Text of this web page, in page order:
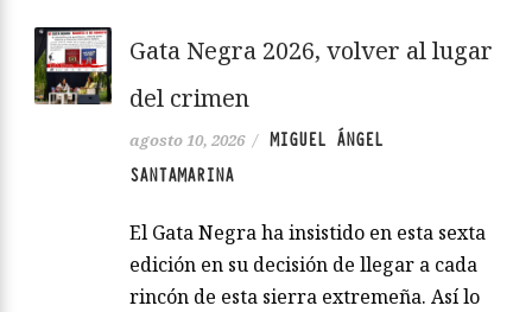
Gata Negra 2026, volver al lugar
del crimen
agosto 10, 2026 / MIGUEL ÁNGEL
SANTAMARINA
El Gata Negra ha insistido en esta sexta
edición en su decisión de llegar a cada
rincón de esta sierra extremeña. Así lo